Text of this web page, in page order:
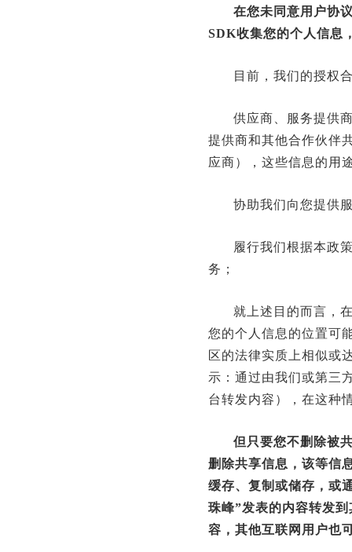
在您未同意用户协
SDK收集您的个人信息
目前，我们的授权
供应商、服务提供
提供商和其他合作伙伴
应商），这些信息的用
协助我们向您提供
履行我们根据本政
务；
就上述目的而言，
您的个人信息的位置可
区的法律实质上相似或
示：通过由我们或第三
台转发内容），在这种
但只要您不删除被
删除共享信息，该等信
缓存、复制或储存，或
珠峰”发表的内容转发
容，其他互联网用户也